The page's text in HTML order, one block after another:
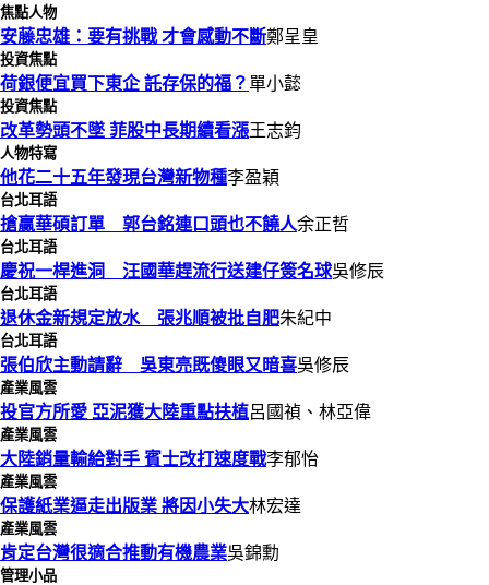
焦點人物
安藤忠雄：要有挑戰 才會感動不斷鄭呈皇
投資焦點
荷銀便宜買下東企 託存保的福？ 單小懿
投資焦點
改革勢頭不墜 菲股中長期續看漲王志鈞
人物特寫
他花二十五年發現台灣新物種李盈穎
台北耳語
搶贏華碩訂單 郭台銘連口頭也不饒人余正哲
台北耳語
慶祝一桿進洞 汪國華趕流行送建仔簽名球吳修辰
台北耳語
退休金新規定放水 張兆順被批自肥朱紀中
台北耳語
張伯欣主動請辭 吳東亮既傻眼又暗喜吳修辰
產業風雲
投官方所愛 亞泥獲大陸重點扶植呂國禎、林亞偉
產業風雲
大陸銷量輸給對手 賓士改打速度戰李郁怡
產業風雲
保護紙業逼走出版業 將因小失大林宏達
產業風雲
肯定台灣很適合推動有機農業吳錦勳
管理小品